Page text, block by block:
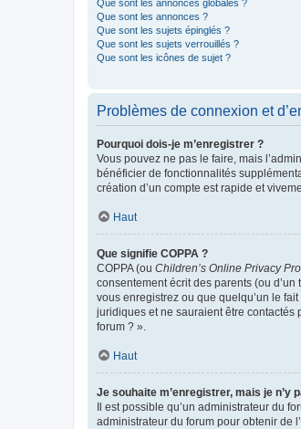
Que sont les annonces globales ?
Que sont les annonces ?
Que sont les sujets épinglés ?
Que sont les sujets verrouillés ?
Que sont les icônes de sujet ?
Problèmes de connexion et
Pourquoi dois-je m’enregistrer ?
Vous pouvez ne pas le faire, mais
bénéficier de fonctionnalités
création d’un compte est rapide et
Haut
Que signifie COPPA ?
COPPA (ou Children’s Online Privacy
consentement écrit des parents (ou
vous enregistrez ou que quelqu’un le
juridiques et ne sauraient être contactés
forum ? ».
Haut
Je souhaite m’enregistrer, mais je n’y
Il est possible qu’un administrateur du
administrateur du forum pour obtenir de